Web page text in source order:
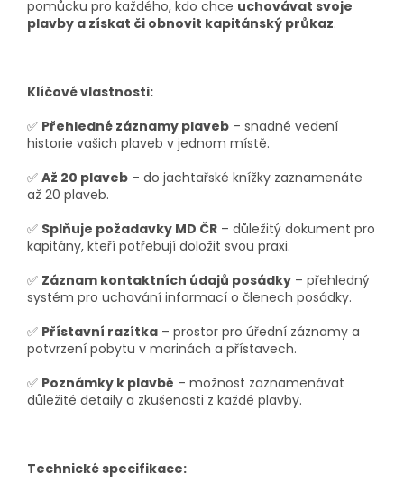
pomůcku pro každého, kdo chce uchovávat svoje
plavby a získat či obnovit kapitánský průkaz.
Klíčové vlastnosti:
✅ Přehledné záznamy plaveb – snadné vedení
historie vašich plaveb v jednom místě.
✅ Až 20 plaveb – do jachtařské knížky zaznamenáte
až 20 plaveb.
✅ Splňuje požadavky MD ČR – důležitý dokument pro
kapitány, kteří potřebují doložit svou praxi.
✅ Záznam kontaktních údajů posádky – přehledný
systém pro uchování informací o členech posádky.
✅ Přístavní razítka – prostor pro úřední záznamy a
potvrzení pobytu v marinách a přístavech.
✅ Poznámky k plavbě – možnost zaznamenávat
důležité detaily a zkušenosti z každé plavby.
Technické specifikace: